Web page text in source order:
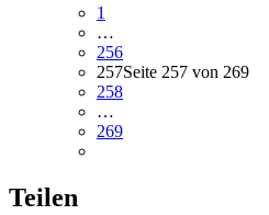
1
…
256
257Seite 257 von 269
258
…
269
Teilen